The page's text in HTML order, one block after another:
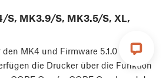
S, MK3.9/S, MK3.5/S, XL,
MK4 und Firmware 5.1.0 für den
die Drucker über die Funktion